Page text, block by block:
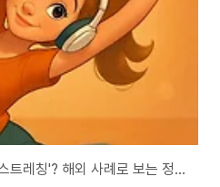
🧘‍♀️ 우울감과 월요병엔 '영어 스트레칭'? 해외 사례로 보는 정신 리듬 회복 루틴